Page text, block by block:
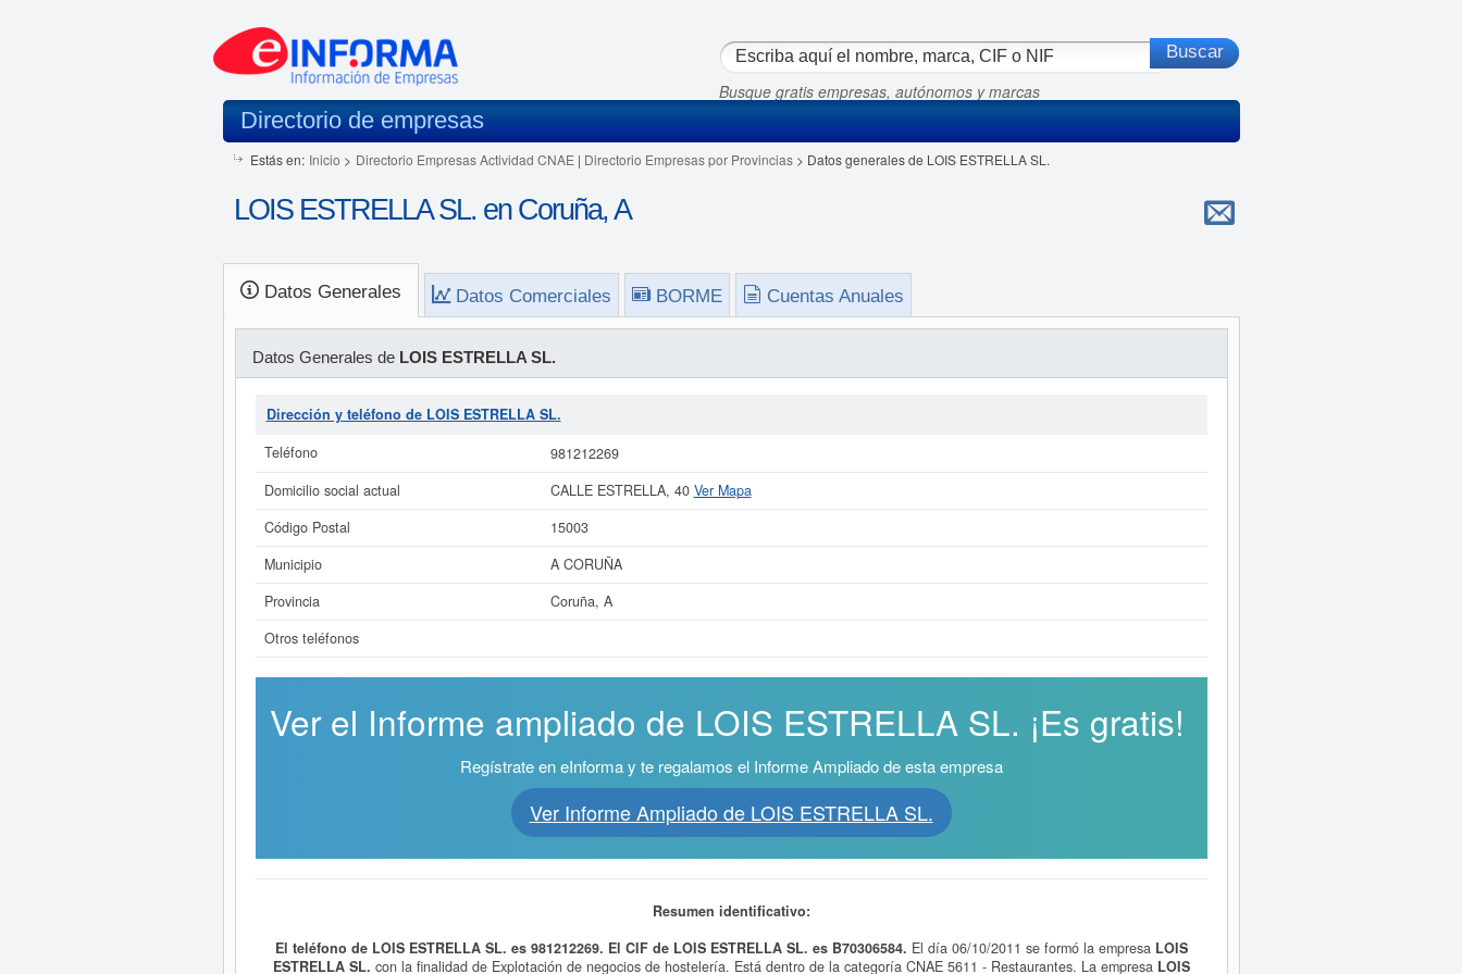
Busque gratis empresas, autónomos y marcas
Directorio de empresas
Estás en: Inicio > Directorio Empresas Actividad CNAE | Directorio Empresas por Provincias> Datos generales de LOIS ESTRELLA SL.
LOIS ESTRELLA SL. en Coruña, A
Datos Generales Datos Comerciales BORME Cuentas Anuales
Datos Generales de LOIS ESTRELLA SL.
Dirección y teléfono de LOIS ESTRELLA SL.
Teléfono
981212269
Domicilio social actual
CALLE ESTRELLA, 40 Ver Mapa
Código Postal
15003
Municipio
A CORUÑA
Provincia
Coruña, A
Otros teléfonos
Ver el Informe ampliado de LOIS ESTRELLA SL. ¡Es gratis!
Regístrate en eInforma y te regalamos el Informe Ampliado de esta empresa
Ver Informe Ampliado de LOIS ESTRELLA SL.
Resumen identificativo:
El teléfono de LOIS ESTRELLA SL. es 981212269. El CIF de LOIS ESTRELLA SL. es B70306584. El día 06/10/2011 se formó la empresa LOIS
ESTRELLA SL. con la finalidad de Explotación de negocios de hostelería. Está dentro de la categoría CNAE 5611 - Restaurantes. La empresa LOIS